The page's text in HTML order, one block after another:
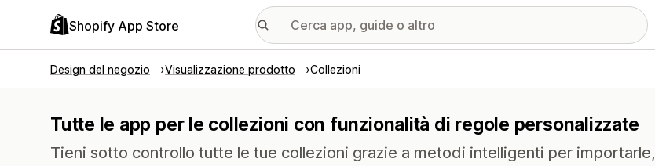
Shopify App Store
Design del negozio Visualizzazione prodotto Collezioni
Tutte le app per le collezioni con funzionalità di regole personalizzate
Tieni sotto controllo tutte le tue collezioni grazie a metodi intelligenti per importarle,